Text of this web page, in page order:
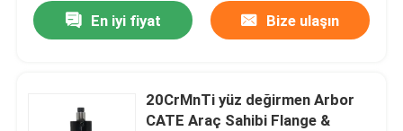
En iyi fiyat Bize ulaşın
20CrMnTi yüz değirmen Arbor
CATE Araç Sahibi Flange &